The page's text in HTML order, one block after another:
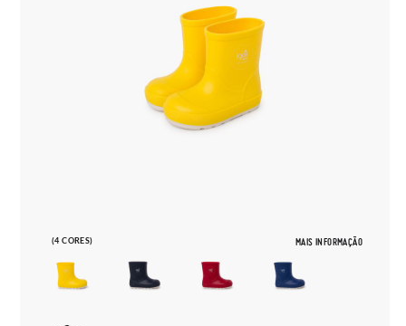
(4 CORES) MAIS INFORMAÇÃO